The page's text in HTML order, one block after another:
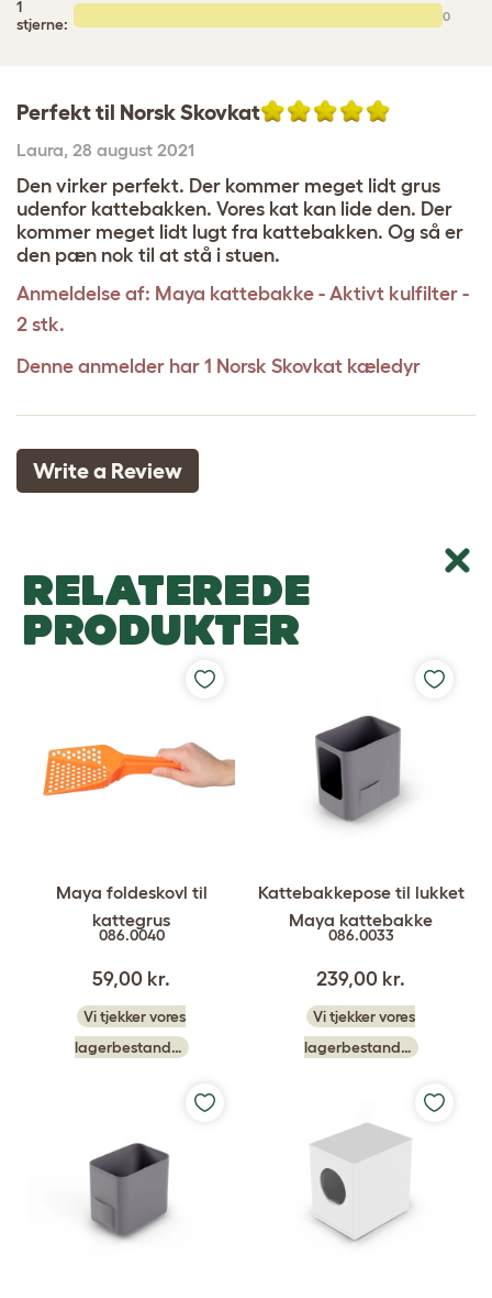
1
stjerne:
0
Perfekt til Norsk Skovkat
Laura, 28 august 2021
Den virker perfekt. Der kommer meget lidt grus
udenfor kattebakken. Vores kat kan lide den. Der
kommer meget lidt lugt fra kattebakken. Og så er
den pæn nok til at stå i stuen.
Anmeldelse af: Maya kattebakke - Aktivt kulfilter -
2 stk.
Denne anmelder har 1 Norsk Skovkat kæledyr
Write a Review
RELATEREDE
PRODUKTER
Maya foldeskovl til
kattegrus
086.0040
59,00 kr.
Vi tjekker vores
lagerbestand…
Kattebakkepose til lukket
Maya kattebakke
086.0033
239,00 kr.
Vi tjekker vores
lagerbestand…